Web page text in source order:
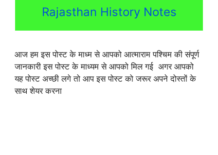
Rajasthan History Notes
आज हम इस पोस्ट के माध्म से आपको आत्माराम पश्चिम की संपूर्ण
जानकारी इस पोस्ट के माध्यम से आपको मिल गई अगर आपको
यह पोस्ट अच्छी लगे तो आप इस पोस्ट को जरूर अपने दोस्तों के
साथ शेयर करना